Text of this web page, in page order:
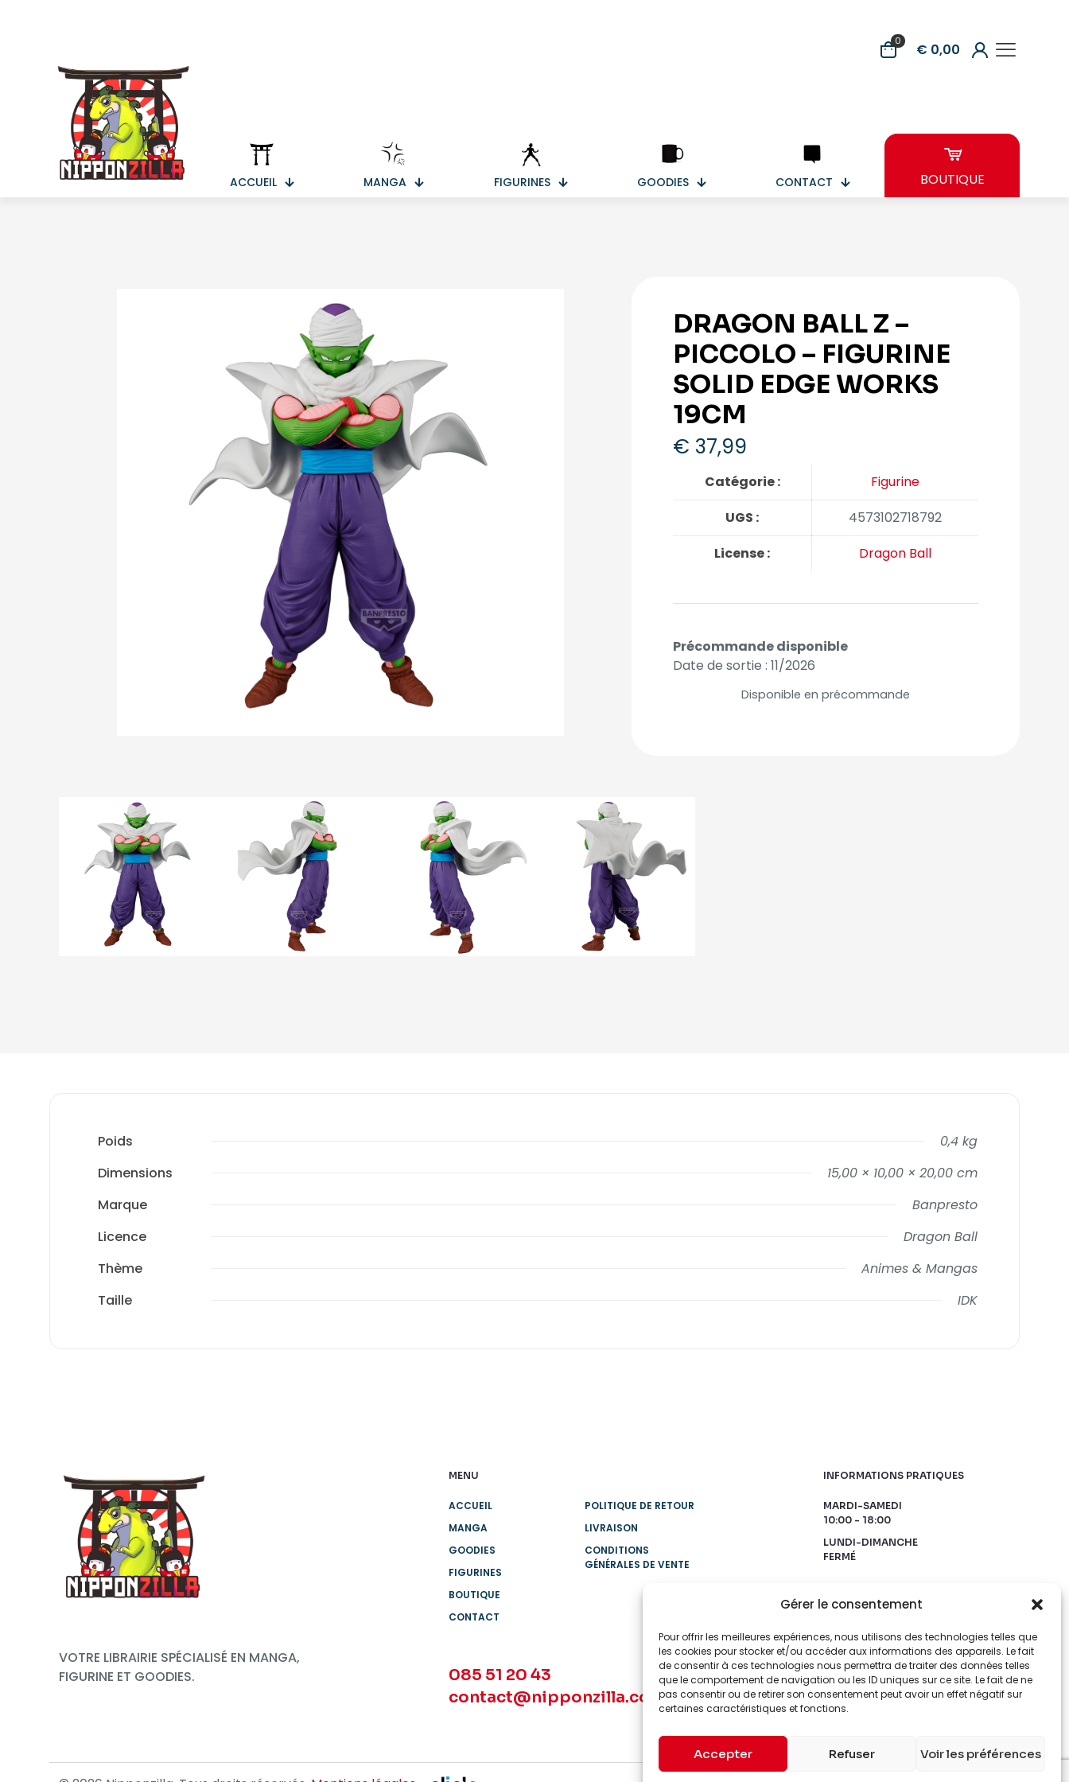
Gérer le consentement
Pour offrir les meilleures expériences, nous utilisons des technologies telles que
les cookies pour stocker et/ou accéder aux informations des appareils. Le fait
de consentir à ces technologies nous permettra de traiter des données telles
que le comportement de navigation ou les ID uniques sur ce site. Le fait de ne
pas consentir ou de retirer son consentement peut avoir un effet négatif sur
certaines caractéristiques et fonctions.
Accepter Refuser Voir les préférences
0 € 0,00
ACCUEIL MANGA FIGURINES GOODIES CONTACT BOUTIQUE
DRAGON BALL Z –
PICCOLO – FIGURINE
SOLID EDGE WORKS
19CM
€ 37,99
Catégorie :
Figurine
UGS :
4573102718792
License :
Dragon Ball
Précommande disponible
Date de sortie : 11/2026
Disponible en précommande
Poids
0,4 kg
Dimensions
15,00 × 10,00 × 20,00 cm
Marque
Banpresto
Licence
Dragon Ball
Thème
Animes & Mangas
Taille
IDK
VOTRE LIBRAIRIE SPÉCIALISÉ EN MANGA,
FIGURINE ET GOODIES.
MENU
ACCUEIL
MANGA
GOODIES
FIGURINES
BOUTIQUE
CONTACT
POLITIQUE DE RETOUR
LIVRAISON
CONDITIONS
GÉNÉRALES DE VENTE
085 51 20 43
contact@nipponzilla.com
INFORMATIONS PRATIQUES
MARDI-SAMEDI
10:00 - 18:00
LUNDI-DIMANCHE
FERMÉ